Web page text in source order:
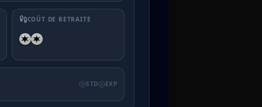
COÛT DE RETRAITE
STD EXP